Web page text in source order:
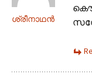
ശ്രീനാഥന്‍